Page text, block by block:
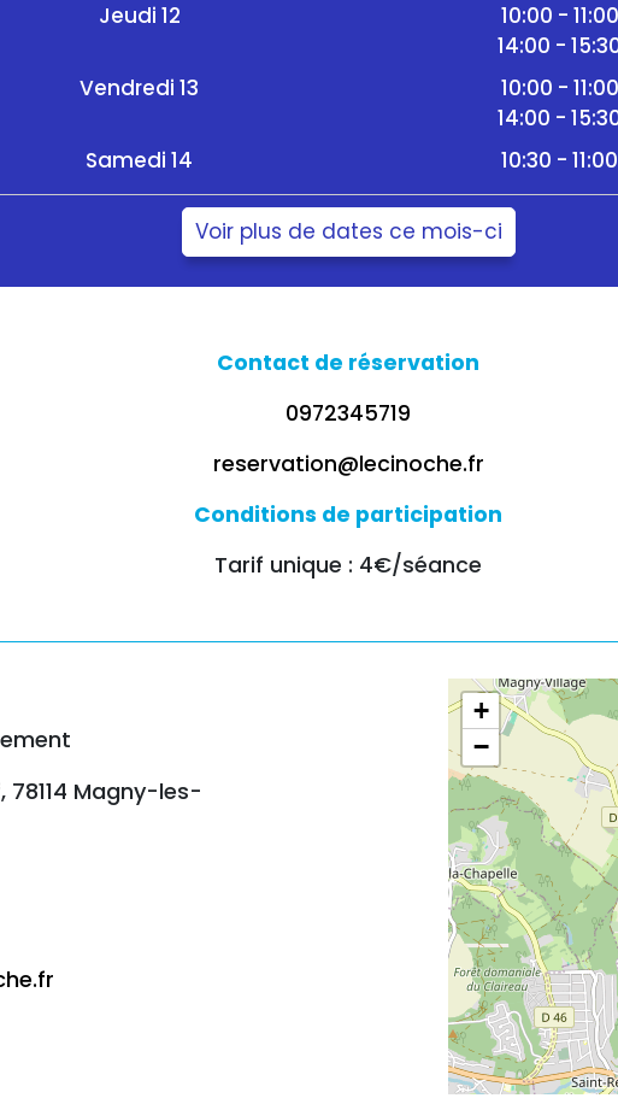
Jeudi 12
10:00 - 11:00
14:00 -
Vendredi 13
10:00 - 11:00
14:00 -
Samedi 14
10:30 - 11:00
Voir plus de dates ce mois-ci
Contact de réservation
0972345719
reservation@lecinoche.fr
Conditions de participation
Tarif unique : 4€/séance
78114 Magny-les-
+
−